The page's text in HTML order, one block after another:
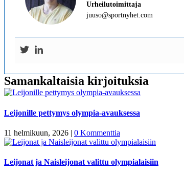
Urheilutoimittaja
juuso@sportnyhet.com
Samankaltaisia kirjoituksia
Leijonille pettymys olympia-avauksessa
11 helmikuun, 2026 | 0 Kommenttia
Leijonat ja Naisleijonat valittu olympialaisiin